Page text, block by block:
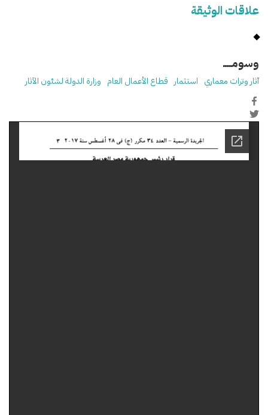
علاقات الوثيقة
وسومـــــ
آثار وتراث معماري استثمار قطاع الأعمال العام وزارة الدولة لشئون الآثار